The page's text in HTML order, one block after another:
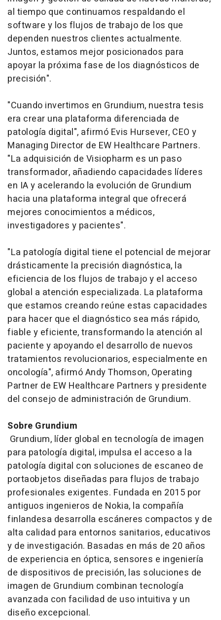
al tiempo que continuamos respaldando el
software y los flujos de trabajo de los que
dependen nuestros clientes actualmente.
Juntos, estamos mejor posicionados para
apoyar la próxima fase de los diagnósticos de
precisión".
"Cuando invertimos en Grundium, nuestra tesis
era crear una plataforma diferenciada de
patología digital", afirmó Evis Hursever, CEO y
Managing Director de EW Healthcare Partners.
"La adquisición de Visiopharm es un paso
transformador, añadiendo capacidades líderes
en IA y acelerando la evolución de Grundium
hacia una plataforma integral que ofrecerá
mejores conocimientos a médicos,
investigadores y pacientes".
"La patología digital tiene el potencial de mejorar
drásticamente la precisión diagnóstica, la
eficiencia de los flujos de trabajo y el acceso
global a atención especializada. La plataforma
que estamos creando reúne estas capacidades
para hacer que el diagnóstico sea más rápido,
fiable y eficiente, transformando la atención al
paciente y apoyando el desarrollo de nuevos
tratamientos revolucionarios, especialmente en
oncología", afirmó Andy Thomson, Operating
Partner de EW Healthcare Partners y presidente
del consejo de administración de Grundium.
Sobre Grundium
Grundium, líder global en tecnología de imagen
para patología digital, impulsa el acceso a la
patología digital con soluciones de escaneo de
portaobjetos diseñadas para flujos de trabajo
profesionales exigentes. Fundada en 2015 por
antiguos ingenieros de Nokia, la compañía
finlandesa desarrolla escáneres compactos y de
alta calidad para entornos sanitarios, educativos
y de investigación. Basadas en más de 20 años
de experiencia en óptica, sensores e ingeniería
de dispositivos de precisión, las soluciones de
imagen de Grundium combinan tecnología
avanzada con facilidad de uso intuitiva y un
diseño excepcional.